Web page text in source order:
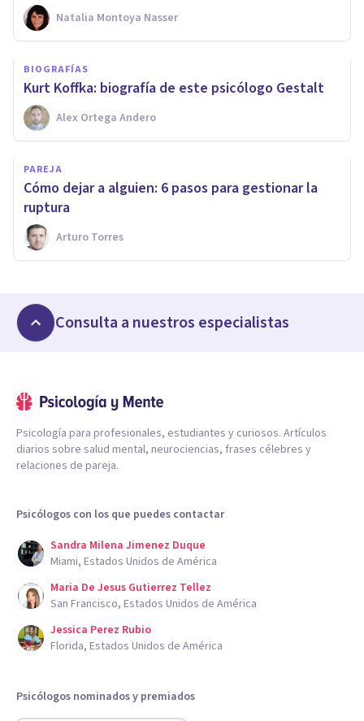
Natalia Montoya Nasser
BIOGRAFÍAS
​Kurt Koffka: biografía de este psicólogo Gestalt
Alex Ortega Andero
PAREJA
​Cómo dejar a alguien: 6 pasos para gestionar la
ruptura
Arturo Torres
Consulta a nuestros especialistas
Psicología para profesionales, estudiantes y curiosos. Artículos
diarios sobre salud mental, neurociencias, frases célebres y
relaciones de pareja.
Psicólogos con los que puedes contactar
Sandra Milena Jimenez Duque
Miami, Estados Unidos de América
Maria De Jesus Gutierrez Tellez
San Francisco, Estados Unidos de América
Jessica Perez Rubio
Florida, Estados Unidos de América
Psicólogos nominados y premiados